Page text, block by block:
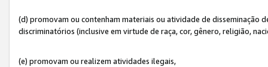
(d) promovam ou contenham materiais ou atividade de disseminação
discriminatórios (inclusive em virtude de raça, cor, gênero, religião,
(e) promovam ou realizem atividades ilegais,